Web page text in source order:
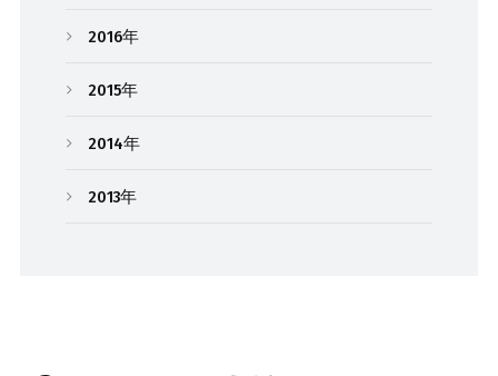
2016年
2015年
2014年
2013年